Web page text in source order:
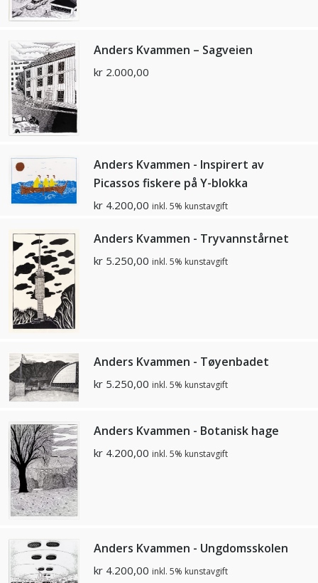
Anders Kvammen – Sagveien
kr 2.000,00
Anders Kvammen - Inspirert av
Picassos fiskere på Y-blokka
kr 4.200,00 inkl. 5% kunstavgift
Anders Kvammen - Tryvannstårnet
kr 5.250,00 inkl. 5% kunstavgift
Anders Kvammen - Tøyenbadet
kr 5.250,00 inkl. 5% kunstavgift
Anders Kvammen - Botanisk hage
kr 4.200,00 inkl. 5% kunstavgift
Anders Kvammen - Ungdomsskolen
kr 4.200,00 inkl. 5% kunstavgift